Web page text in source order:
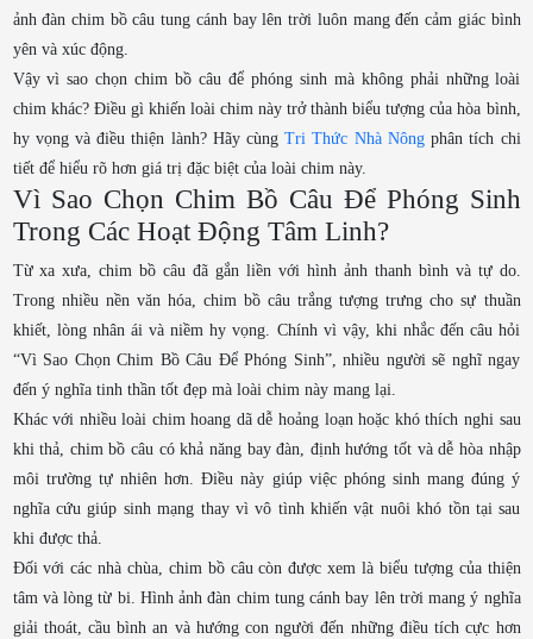
ảnh đàn chim bồ câu tung cánh bay lên trời luôn mang đến cảm giác bình
yên và xúc động.
Vậy vì sao chọn chim bồ câu để phóng sinh mà không phải những loài
chim khác? Điều gì khiến loài chim này trở thành biểu tượng của hòa bình,
hy vọng và điều thiện lành? Hãy cùngTri Thức Nhà Nôngphân tích chi
tiết để hiểu rõ hơn giá trị đặc biệt của loài chim này.
Vì Sao Chọn Chim Bồ Câu Để Phóng Sinh
Trong Các Hoạt Động Tâm Linh?
Từ xa xưa, chim bồ câu đã gắn liền với hình ảnh thanh bình và tự do.
Trong nhiều nền văn hóa, chim bồ câu trắng tượng trưng cho sự thuần
khiết, lòng nhân ái và niềm hy vọng. Chính vì vậy, khi nhắc đến câu hỏi
“Vì Sao Chọn Chim Bồ Câu Để Phóng Sinh”, nhiều người sẽ nghĩ ngay
đến ý nghĩa tinh thần tốt đẹp mà loài chim này mang lại.
Khác với nhiều loài chim hoang dã dễ hoảng loạn hoặc khó thích nghi sau
khi thả, chim bồ câu có khả năng bay đàn, định hướng tốt và dễ hòa nhập
môi trường tự nhiên hơn. Điều này giúp việc phóng sinh mang đúng ý
nghĩa cứu giúp sinh mạng thay vì vô tình khiến vật nuôi khó tồn tại sau
khi được thả.
Đối với các nhà chùa, chim bồ câu còn được xem là biểu tượng của thiện
tâm và lòng từ bi. Hình ảnh đàn chim tung cánh bay lên trời mang ý nghĩa
giải thoát, cầu bình an và hướng con người đến những điều tích cực hơn